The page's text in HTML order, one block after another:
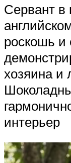
Сервант в
роскошь и
хозяина и
интерьер